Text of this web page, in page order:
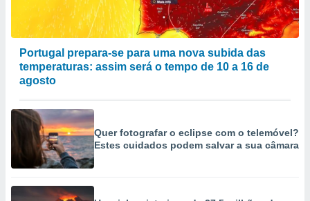
Portugal prepara-se para uma nova subida das
temperaturas: assim será o tempo de 10 a 16 de
agosto
Quer fotografar o eclipse com o telemóvel?
Estes cuidados podem salvar a sua câmara